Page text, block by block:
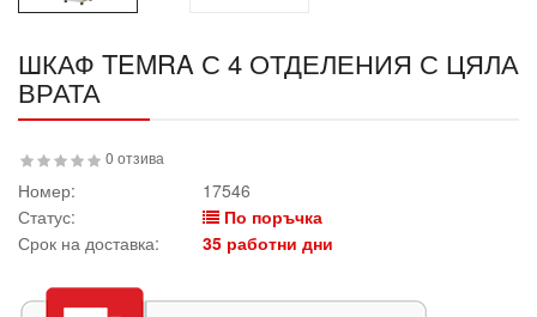
ШКАФ TEMRA С 4 ОТДЕЛЕНИЯ С ЦЯЛА
ВРАТА
0 отзива
Номер:
17546
Статус:
По поръчка
Срок на доставка:
35 работни дни